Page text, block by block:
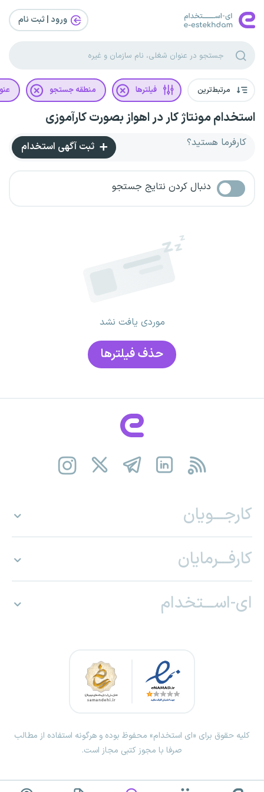
ورود | ثبت‌ نام
مرتبط‌ترین فیلترها منطقه جستجو
استخدام مونتاژ کار در اهواز بصورت کارآموزی
کارفرما هستید؟ ثبت آگهی استخدام
دنبال کردن نتایج جستجو
موردی یافت نشد
حذف فیلتر‌ها
کارجـــویان
کارفـــرمایان
ای-اســـتخدام
کلیه حقوق برای «ای استخدام» محفوظ بوده و هرگونه استفاده از مطالب
صرفا با مجوز کتبی مجاز است.